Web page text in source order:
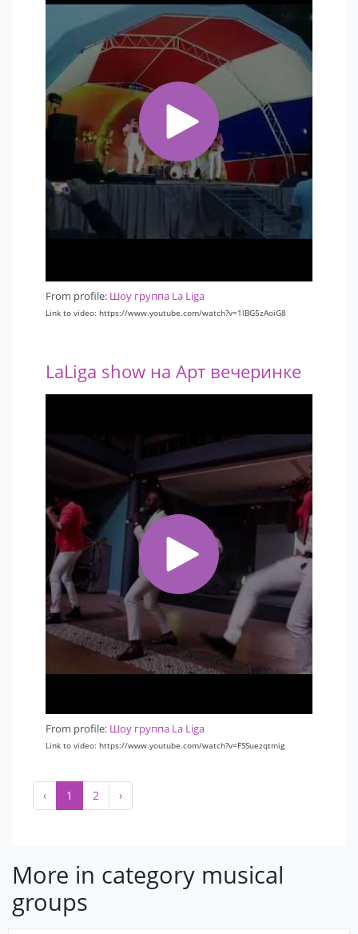
From profile: Шоу группа La Liga
Link to video: https://www.youtube.com/watch?v=1lBG5zAoiG8
LaLiga show на Арт вечеринке
From profile: Шоу группа La Liga
Link to video: https://www.youtube.com/watch?v=FSSuezqtmig
‹ 1 2 ›
More in category musical
groups